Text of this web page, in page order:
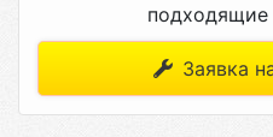
подходящие
Заявка